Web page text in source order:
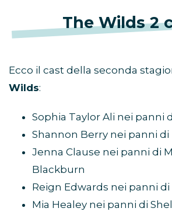
The Wilds 2
Ecco il cast della seconda
Wilds:
Sophia Taylor Ali nei panni
Shannon Berry nei panni di
Jenna Clause nei panni di
Blackburn
Reign Edwards nei panni di
Mia Healey nei panni di